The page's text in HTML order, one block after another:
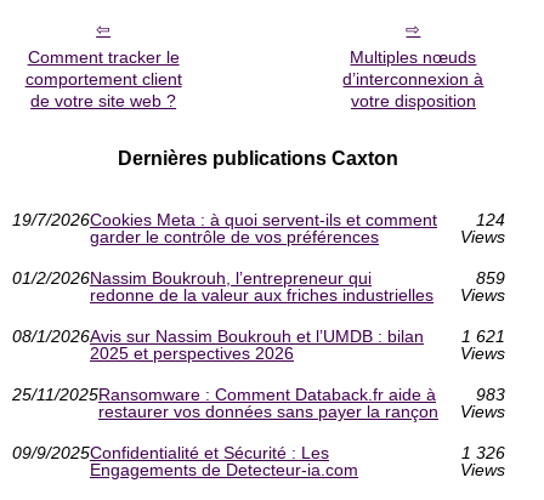
Comment tracker le
comportement client
de votre site web ?
Multiples nœuds
d’interconnexion à
votre disposition
Dernières publications Caxton
19/7/2026Cookies Meta : à quoi servent-ils et comment
garder le contrôle de vos préférences
124
Views
01/2/2026Nassim Boukrouh, l’entrepreneur qui
redonne de la valeur aux friches industrielles
859
Views
08/1/2026Avis sur Nassim Boukrouh et l’UMDB : bilan
2025 et perspectives 2026
1 621
Views
25/11/2025Ransomware : Comment Databack.fr aide à
restaurer vos données sans payer la rançon
983
Views
09/9/2025Confidentialité et Sécurité : Les
Engagements de Detecteur-ia.com
1 326
Views